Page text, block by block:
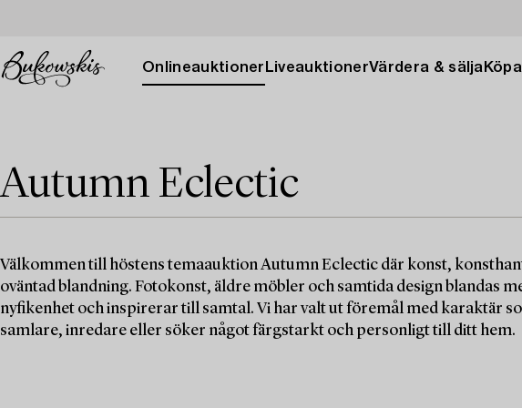
Onlineauktioner LiveauktionerVärdera & sälja Köpa
Autumn Eclectic
Välkommen till höstens temaauktion Autumn Eclectic där konst,
oväntad blandning. Fotokonst, äldre möbler och samtida design blandas
nyfikenhet och inspirerar till samtal. Vi har valt ut föremål med karaktär
samlare, inredare eller söker något färgstarkt och personligt till ditt hem.